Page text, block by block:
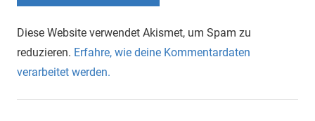
Diese Website verwendet Akismet, um Spam zu
reduzieren. Erfahre, wie deine Kommentardaten
verarbeitet werden.